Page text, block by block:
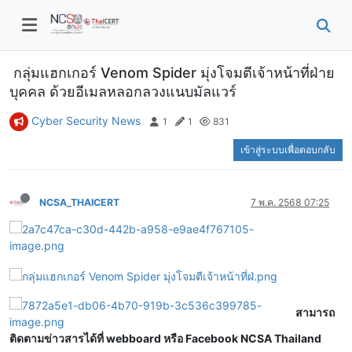
กลุ่มแฮกเกอร์ Venom Spider มุ่งโจมตีเจ้าหน้าที่ฝ่าย
บุคคล ด้วยอีเมลหลอกลวงแนบมัลแวร์
Cyber Security News 1 1 831
เข้าสู่ระบบเพื่อตอบกลับ
NCSA_THAICERT 7 พ.ค. 2568 07:25
สามารถ
ติดตามข่าวสารได้ที่ webboard หรือ Facebook NCSA Thailand